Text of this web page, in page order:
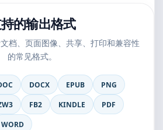
的输出格式
档、页面图像、共享、打印和兼容性
的常见格式。
DOCX EPUB
PNG
FB2 KINDLE
PDF
WORD